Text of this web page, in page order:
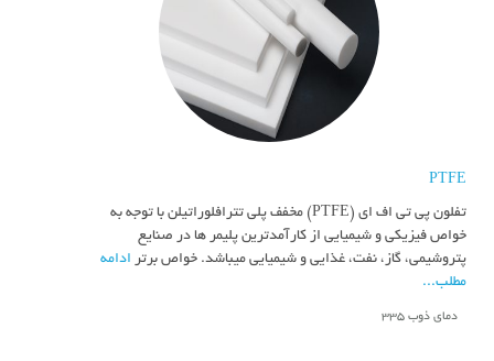
PTFE
تفلون پی تی اف ای (PTFE) مخفف پلی تترافلوراتیلن با توجه به
خواص فیزیکی و شیمیایی از کارآمدترین پلیمر ها در صنایع
پتروشیمی، گاز، نفت، غذایی و شیمیایی میباشد. خواص برتر ادامه
مطلب...
دمای ذوب 335